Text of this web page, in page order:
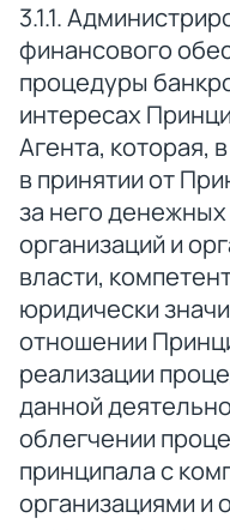
3.1.1.
финансового
процедуры
интересах
Агента, которая,
в принятии от
за него
организаций и
власти,
юридически
отношении
реализации
данной
облегчении
принципала с
организациями и